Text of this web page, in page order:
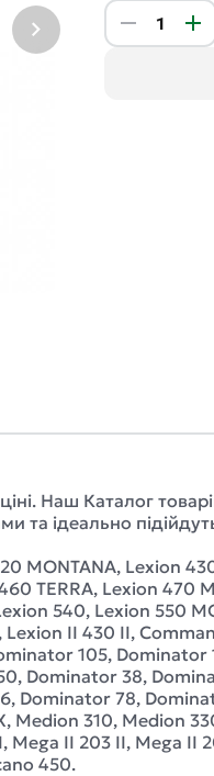
Наш Каталог
та ідеально
MONTANA, Lexion
TERRA, Lexion 470
540, Lexion 550
II 430 II,
105,
Dominator 38,
Dominator 78,
310, Medion
II 203 II, Mega II
450.